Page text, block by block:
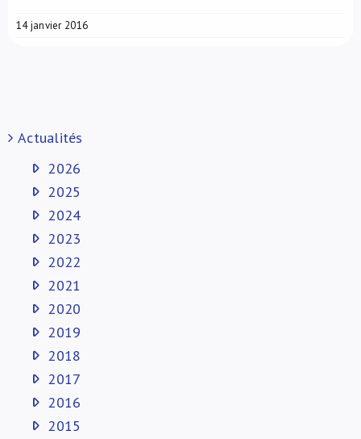
14 janvier 2016
Actualités
2026
2025
2024
2023
2022
2021
2020
2019
2018
2017
2016
2015